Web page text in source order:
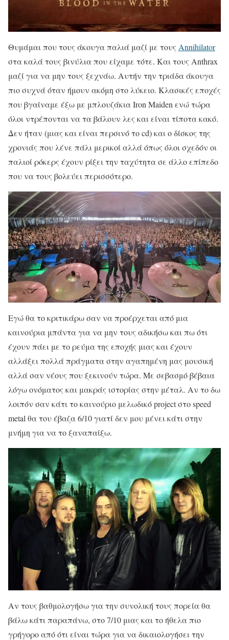
Θυμάμαι που τους άκουγα παλιά μαζί με τους Annihilator
στα καλά τους βινύλια που είχαμε τότε. Και τους Anthrax
μαζί για να μην τους ξεχνάω. Αυτήν την τριάδα άκουγα
πιο συχνά όταν ήμουν ακόμη στο λύκειο. Κλασικές εποχές
που βγαίναμε έξω με μπλουζάκια Iron Maiden ενώ τώρα
όλοι ντρέπονται να τα βάλουν λες και είναι τίποτα κακό.
Δεν ήταν (μιας και είναι περσινό το cd) και ο δίσκος της
χρονιάς που λένε πάλι μερικοί αλλά όπως όλοι σχεδόν οι
παλιοί ρόκερς έχουν ρίξει την ταχύτητα σε άλλο επίπεδο
που να τους βολεύει περισσότερο.
Εγώ θα το κριτικάρω σαν να προέρχεται από μια
καινούρια μπάντα για να μην τους αδικήσω και πω ότι
έχουν πάει με το ρεύμα της εποχής μιας και έχουν
αλλάξει πολλά πράγματα στην αγαπημένη μας μουσική
αλλά σαν νέους που ξεκινούν τώρα. Με σεβασμό βέβαια
λόγω ονόματος και μακράς ιστορίας στην μέταλ. Αν το δω
λοιπόν σαν κάτι το καινούριο μελωδικό project στο speed
metal θα του έβαζα 6/10 γιατί δεν μου μένει κάτι στην
μνήμη για να το ξαναπαίξω.
Αν τους βαθμολογήσω για την συνολική τους πορεία θα
βάλω κάτι παραπάνω, στο 7/10 μιας και το ήθελα πιο
γρήγορο από ότι είναι τώρα για να δικαιολογήσει την